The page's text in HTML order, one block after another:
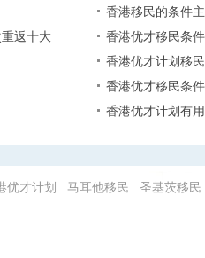
香港移民的条件
返十大
香港优才移民条
香港优才计划移
香港优才移民条
香港优才计划有
优才计划 马耳他移民 圣基茨移民